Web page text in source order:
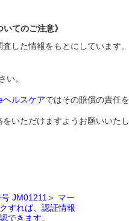
いてのご注意》
査した情報をもとにしています
い。
ヘルスケアではその賠償の責任
いただけますようお願いいたし